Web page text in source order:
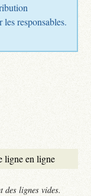
les responsables.
des lignes vides.